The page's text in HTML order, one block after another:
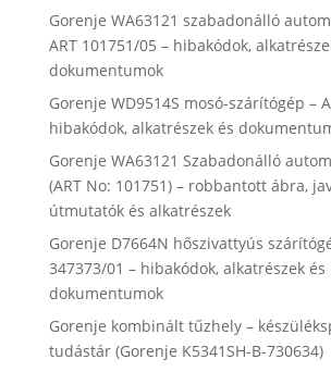
Gorenje WA63121 szabadonálló
ART 101751/05 – hibakódok,
dokumentumok
Gorenje WD9514S mosó-szárítógép –
hibakódok, alkatrészek és
Gorenje WA63121 Szabadonálló
(ART No: 101751) – robbantott ábra,
útmutatók és alkatrészek
Gorenje D7664N hőszivattyús
347373/01 – hibakódok, alkatrészek és
dokumentumok
Gorenje kombinált tűzhely –
tudástár (Gorenje K5341SH-B-730634)